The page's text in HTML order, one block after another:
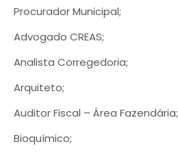
Procurador Municipal;
Advogado CREAS;
Analista Corregedoria;
Arquiteto;
Auditor Fiscal – Área Fazendária;
Bioquímico;